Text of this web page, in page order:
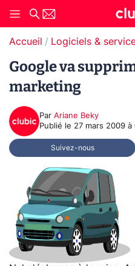
Accueil Logiciels &
Google va
marketing
Par Ariane Beky
Publié le 27 mars 2009 à
Suivez-nous